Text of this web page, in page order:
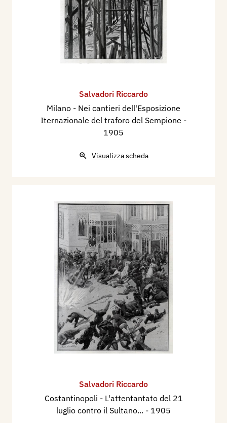
Salvadori Riccardo
Milano - Nei cantieri dell'Esposizione
Iternazionale del traforo del Sempione -
1905
Visualizza scheda
Salvadori Riccardo
Costantinopoli - L'attentantato del 21
luglio contro il Sultano... - 1905